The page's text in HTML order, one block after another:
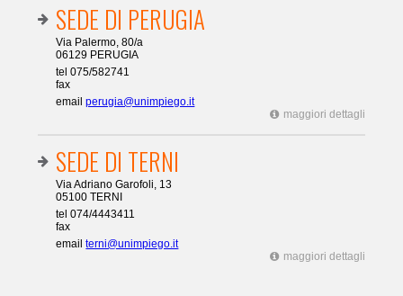
SEDE DI PERUGIA
Via Palermo, 80/a
06129 PERUGIA
tel 075/582741
fax
emailperugia@unimpiego.it
maggiori dettagli
SEDE DI TERNI
Via Adriano Garofoli, 13
05100 TERNI
tel 074/4443411
fax
emailterni@unimpiego.it
maggiori dettagli